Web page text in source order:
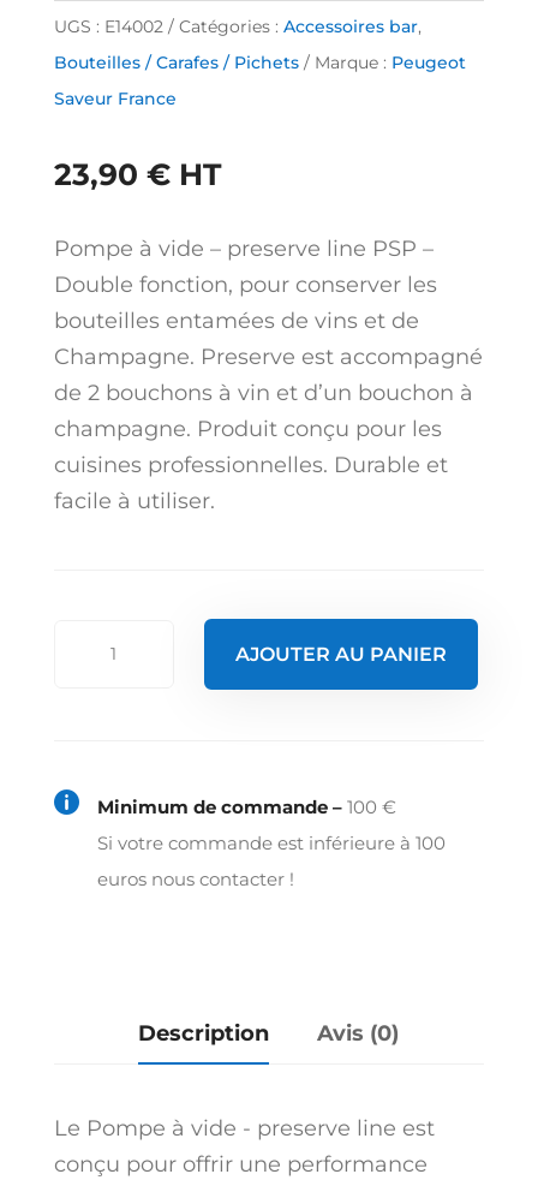
UGS : E14002 Catégories : Accessoires bar,
Bouteilles / Carafes / Pichets
Marque : Peugeot
Saveur France
23,90 € HT
Pompe à vide – preserve line PSP –
Double fonction, pour conserver les
bouteilles entamées de vins et de
Champagne. Preserve est accompagné
de 2 bouchons à vin et d’un bouchon à
champagne. Produit conçu pour les
cuisines professionnelles. Durable et
facile à utiliser.
-
preserve
AJOUTER AU PANIER
 Minimum de commande – 100 €
Si votre commande est inférieure à 100
euros nous contacter !
Description Avis (0)
Le Pompe à vide - preserve line est
conçu pour offrir une performance